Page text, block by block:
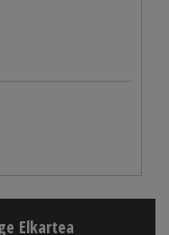
Elkartea